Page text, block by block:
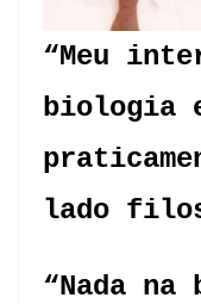
“Meu
biologia
lado
“Nada